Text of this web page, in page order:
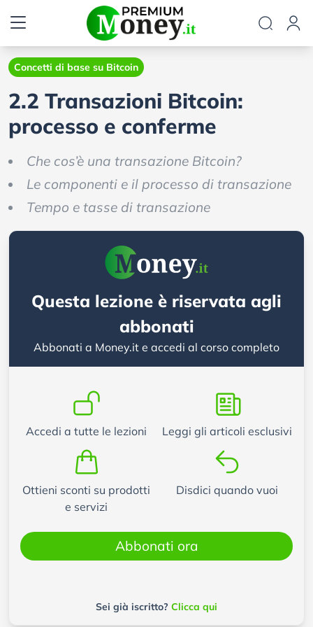
Concetti di base su Bitcoin
2.2 Transazioni Bitcoin:
processo e conferme
Che cos’è una transazione Bitcoin?
Le componenti e il processo di transazione
Tempo e tasse di transazione
Questa lezione è riservata agli
abbonati
Abbonati a Money.it e accedi al corso completo
Accedi a tutte le lezioni Leggi gli articoli esclusivi
Ottieni sconti su prodotti
e servizi
Disdici quando vuoi
Abbonati ora
Sei già iscritto? Clicca qui